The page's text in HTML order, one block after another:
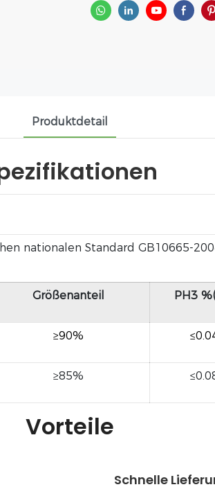
Produktdetail
nationalen Standard GB10665-
Größenanteil PH3
≥90%
≥85%
Vorteile
Schnelle